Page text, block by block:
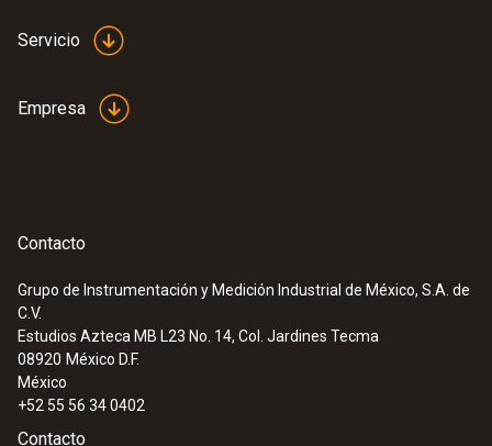
: 0563 0465
testo 465 - Tacómetro
Servicio
Empresa
Contacto
Grupo de Instrumentación y Medición Industrial de México, S.A. de
C.V.
Estudios Azteca MB L23 No. 14, Col. Jardines Tecma
08920 México D.F.
México
+52 55 56 34 0402
Contacto